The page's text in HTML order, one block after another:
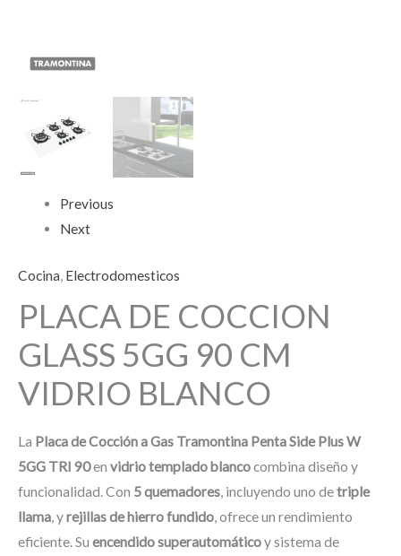
Previous
Next
Cocina, Electrodomesticos
PLACA DE COCCION
GLASS 5GG 90 CM
VIDRIO BLANCO
La Placa de Cocción a Gas Tramontina Penta Side Plus W
5GG TRI 90en vidrio templado blancocombina diseño y
funcionalidad. Con 5 quemadores, incluyendo uno detriple
llama, yrejillas de hierro fundido, ofrece un rendimiento
eficiente. Su encendido superautomáticoy sistema de